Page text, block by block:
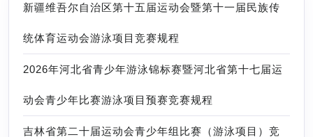
新疆维吾尔自治区第十五届运动会暨第十一届民族传
统体育运动会游泳项目竞赛规程
2026年河北省青少年游泳锦标赛暨河北省第十七届运
动会青少年比赛游泳项目预赛竞赛规程
吉林省第二十届运动会青少年组比赛（游泳项目）竞